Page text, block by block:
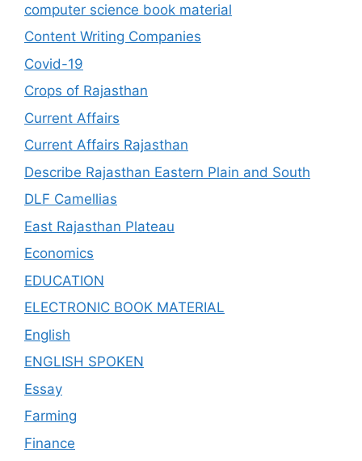
computer science book material
Content Writing Companies
Covid-19
Crops of Rajasthan
Current Affairs
Current Affairs Rajasthan
Describe Rajasthan Eastern Plain and South
DLF Camellias
East Rajasthan Plateau
Economics
EDUCATION
ELECTRONIC BOOK MATERIAL
English
ENGLISH SPOKEN
Essay
Farming
Finance